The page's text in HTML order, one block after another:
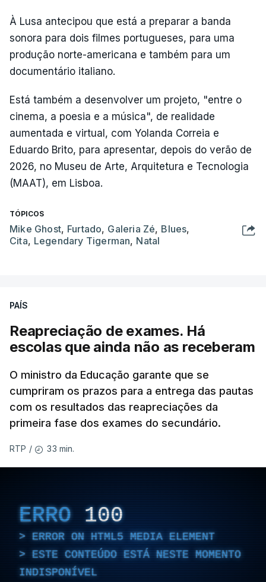
À Lusa antecipou que está a preparar a banda
sonora para dois filmes portugueses, para uma
produção norte-americana e também para um
documentário italiano.
Está também a desenvolver um projeto, "entre o
cinema, a poesia e a música", de realidade
aumentada e virtual, com Yolanda Correia e
Eduardo Brito, para apresentar, depois do verão de
2026, no Museu de Arte, Arquitetura e Tecnologia
(MAAT), em Lisboa.
TÓPICOS
Mike Ghost, Furtado, Galeria Zé, Blues,
Cita, Legendary Tigerman, Natal
PAÍS
Reapreciação de exames. Há
escolas que ainda não as receberam
O ministro da Educação garante que se
cumpriram os prazos para a entrega das pautas
com os resultados das reapreciações da
primeira fase dos exames do secundário.
RTP / 33 min.
ERRO 100
ERROR ON HTML5 MEDIA ELEMENT
ESTE CONTEÚDO ESTÁ NESTE MOMENTO
INDISPONÍVEL